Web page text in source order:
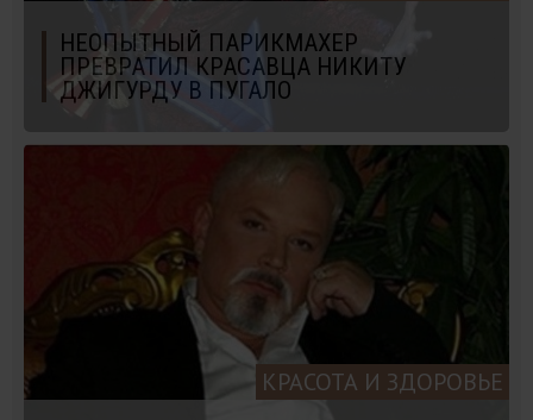
НЕОПЫТНЫЙ ПАРИКМАХЕР
ПРЕВРАТИЛ КРАСАВЦА НИКИТУ
ДЖИГУРДУ В ПУГАЛО
КРАСОТА И ЗДОРОВЬЕ